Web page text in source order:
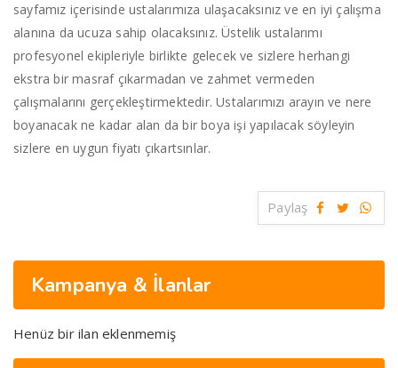
sayfamız içerisinde ustalarımıza ulaşacaksınız ve en iyi çalışma
alanına da ucuza sahip olacaksınız. Üstelik ustalarımı
profesyonel ekipleriyle birlikte gelecek ve sizlere herhangi
ekstra bir masraf çıkarmadan ve zahmet vermeden
çalışmalarını gerçekleştirmektedir. Ustalarımızı arayın ve nere
boyanacak ne kadar alan da bir boya işi yapılacak söyleyin
sizlere en uygun fiyatı çıkartsınlar.
Paylaş
Kampanya & İlanlar
Henüz bir ilan eklenmemiş